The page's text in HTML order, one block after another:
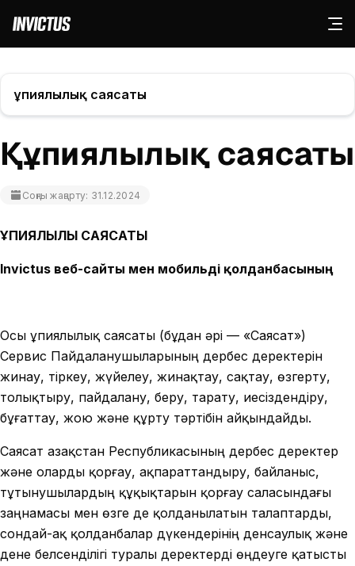
Құпиялылық саясаты
Құпиялылық саясаты
Соңғы жаңарту: 31.12.2024
ҚҰПИЯЛЫЛЫҚ САЯСАТЫ
Invictus веб-сайты мен мобильді қолданбасының
Осы Құпиялылық саясаты (бұдан әрі — «Саясат»)
Сервис Пайдаланушыларының дербес деректерін
жинау, тіркеу, жүйелеу, жинақтау, сақтау, өзгерту,
толықтыру, пайдалану, беру, тарату, иесіздендіру,
бұғаттау, жою және құрту тәртібін айқындайды.
Саясат Қазақстан Республикасының дербес деректер
және оларды қорғау, ақпараттандыру, байланыс,
тұтынушылардың құқықтарын қорғау саласындағы
заңнамасы мен өзге де қолданылатын талаптарды,
сондай-ақ қолданбалар дүкендерінің денсаулық және
дене белсенділігі туралы деректерді өңдеуге қатысты